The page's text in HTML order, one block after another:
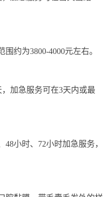
约为3800-4000元左右。
加急服务可在3天内或最
小时、72小时加急服务，